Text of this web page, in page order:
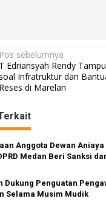
N
v
Pos sebelumnya
T Edriansyah Rendy
Infratruktur dan
Reses di Marelan
Anggota Dewan
Medan Beri Sanksi
Dukung Penguatan
Selama Musim Mudik